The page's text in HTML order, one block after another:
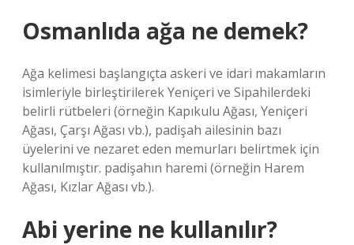
Osmanlıda ağa ne demek?
Ağa kelimesi başlangıçta askeri ve idari makamların
isimleriyle birleştirilerek Yeniçeri ve Sipahilerdeki
belirli rütbeleri (örneğin Kapıkulu Ağası, Yeniçeri
Ağası, Çarşı Ağası vb.), padişah ailesinin bazı
üyelerini ve nezaret eden memurları belirtmek için
kullanılmıştır. padişahın haremi (örneğin Harem
Ağası, Kızlar Ağası vb.).
Abi yerine ne kullanılır?